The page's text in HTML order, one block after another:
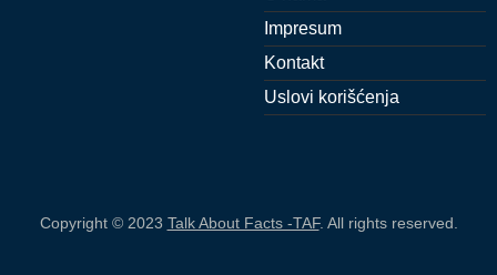
Impresum
Kontakt
Uslovi korišćenja
Copyright © 2023 Talk About Facts -TAF. All rights reserved.